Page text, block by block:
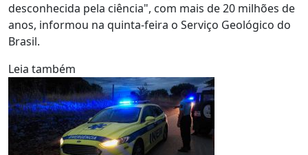
desconhecida pela ciência", com mais de 20 milhões de
anos, informou na quinta-feira o Serviço Geológico do
Brasil.
Leia também